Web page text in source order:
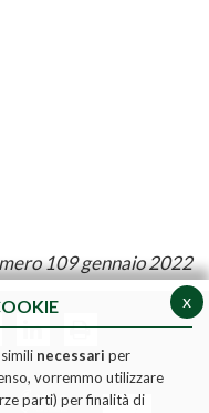
109 gennaio 2022
x
necessari per
vorremmo utilizzare
parti) per finalità di